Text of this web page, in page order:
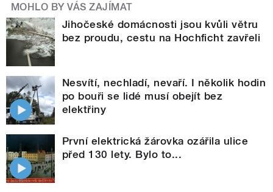
MOHLO BY VÁS ZAJÍMAT
Jihočeské domácnosti jsou kvůli větru
bez proudu, cestu na Hochficht zavřeli
Nesvítí, nechladí, nevaří. I několik hodin
po bouři se lidé musí obejít bez
elektřiny
První elektrická žárovka ozářila ulice
před 130 lety. Bylo to...